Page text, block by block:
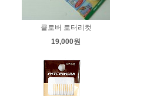
클로버 로터리컷
19,000원